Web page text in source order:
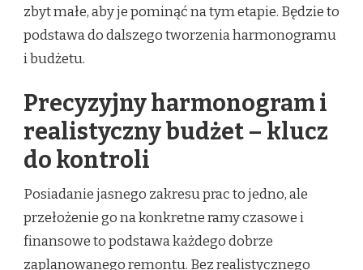
zbyt małe, aby je pominąć na tym etapie. Będzie to
podstawa do dalszego tworzenia harmonogramu
i budżetu.
Precyzyjny harmonogram i
realistyczny budżet – klucz
do kontroli
Posiadanie jasnego zakresu prac to jedno, ale
przełożenie go na konkretne ramy czasowe i
finansowe to podstawa każdego dobrze
zaplanowanego remontu. Bez realistycznego